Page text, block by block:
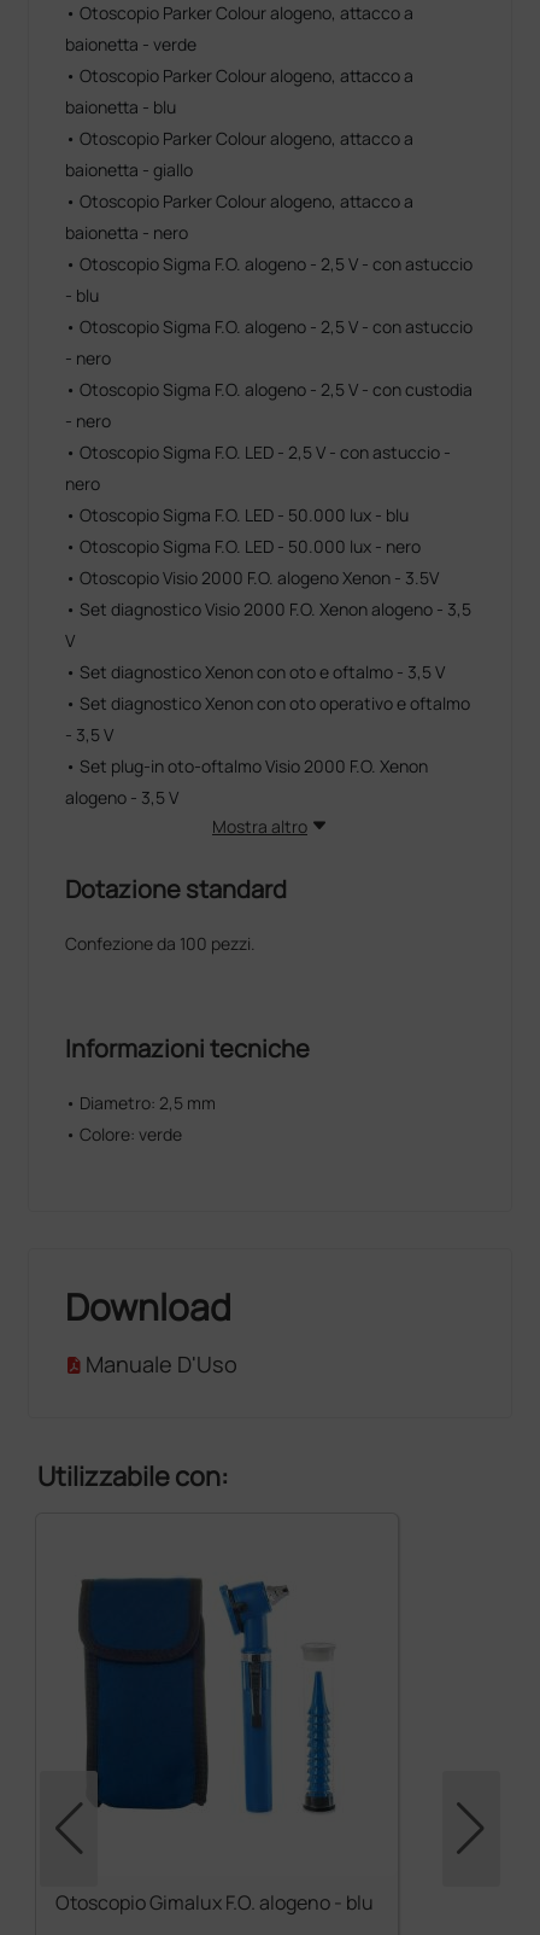
• Otoscopio Parker Colour alogeno, attacco a
baionetta - verde
• Otoscopio Parker Colour alogeno, attacco a
baionetta - blu
• Otoscopio Parker Colour alogeno, attacco a
baionetta - giallo
• Otoscopio Parker Colour alogeno, attacco a
baionetta - nero
• Otoscopio Sigma F.O. alogeno - 2,5 V - con astuccio
- blu
• Otoscopio Sigma F.O. alogeno - 2,5 V - con astuccio
- nero
• Otoscopio Sigma F.O. alogeno - 2,5 V - con custodia
- nero
• Otoscopio Sigma F.O. LED - 2,5 V - con astuccio -
nero
• Otoscopio Sigma F.O. LED - 50.000 lux - blu
• Otoscopio Sigma F.O. LED - 50.000 lux - nero
• Otoscopio Visio 2000 F.O. alogeno Xenon - 3.5V
• Set diagnostico Visio 2000 F.O. Xenon alogeno - 3,5
V
• Set diagnostico Xenon con oto e oftalmo - 3,5 V
• Set diagnostico Xenon con oto operativo e oftalmo
- 3,5 V
• Set plug-in oto-oftalmo Visio 2000 F.O. Xenon
alogeno - 3,5 V
Mostra altro
Dotazione standard
Confezione da 100 pezzi.
Informazioni tecniche
• Diametro: 2,5 mm
• Colore: verde
Download
Manuale D'Uso
Utilizzabile con:
Otoscopio Gimalux F.O. alogeno - blu